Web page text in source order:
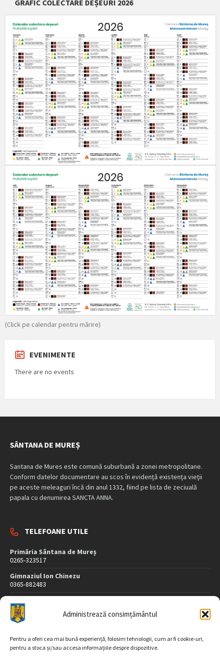
Administrează consimțământul
Pentru a oferi cea mai bună experiență, folosim tehnologii, cum ar fi cookie-uri,
pentru a stoca și/sau accesa informațiile despre dispozitive.
GRAFIC COLECTARE DEȘEURI 2026
(Click pe calendar pentru mărire)
EVENIMENTE
There are no events
SÂNTANA DE MUREȘ
Santana de Mures este comună suburbană a zonei metropolitane.
Conform datelor documentare au scos în evidenţă existenţa vieţii
pe aceste meleaguri încă din anul 1332, fiind pe lista de zeciuală
papala cu denumirea SANCTA ANNA.
TELEFOANE UTILE
Primăria Sântana de Mureș
0265-323517
Gimnaziul Ion Chinezu
0365-882483
0265-323507
Poliție